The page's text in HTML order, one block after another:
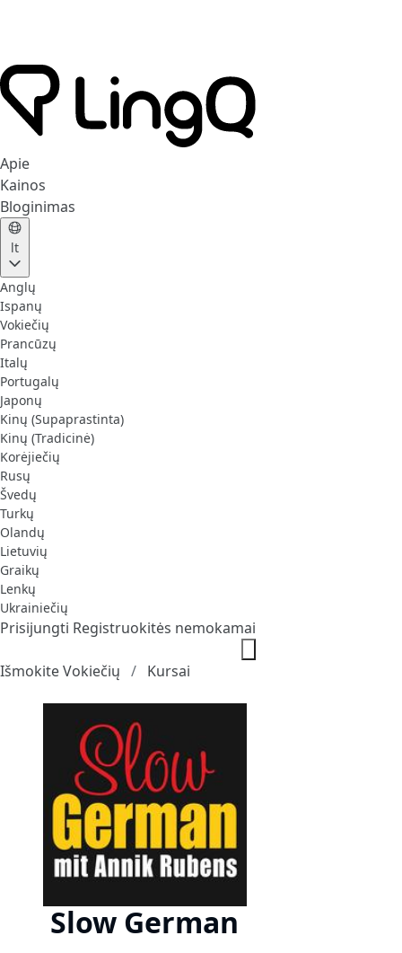
Apie
Kainos
Bloginimas
lt
Anglų
Ispanų
Vokiečių
Prancūzų
Italų
Portugalų
Japonų
Kinų (Supaprastinta)
Kinų (Tradicinė)
Korėjiečių
Rusų
Švedų
Turkų
Olandų
Lietuvių
Graikų
Lenkų
Ukrainiečių
Prisijungti Registruokitės nemokamai
Išmokite Vokiečių Kursai
Slow German